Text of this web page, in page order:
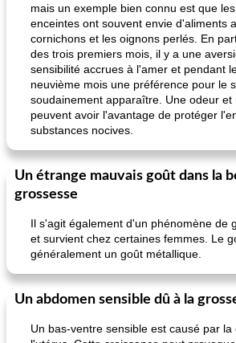
mais un exemple bien connu est que
enceintes ont souvent envie d'aliments
cornichons et les oignons perlés. En
des trois premiers mois, il y a une
sensibilité accrues à l'amer et pendant
neuvième mois une préférence pour le
soudainement apparaître. Une odeur et
peuvent avoir l'avantage de protéger
substances nocives.
Un étrange mauvais goût dans la
grossesse
Il s'agit également d'un phénomène de
et survient chez certaines femmes. Le
généralement un goût métallique.
Un abdomen sensible dû à la
Un bas-ventre sensible est causé par la